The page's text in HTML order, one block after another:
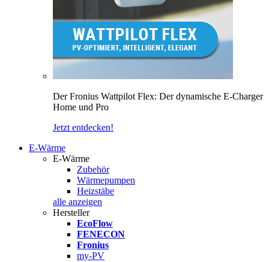
Der Fronius Wattpilot Flex: Der dynamische E-Charger
Home und Pro
Jetzt entdecken!
E-Wärme
E-Wärme
Zubehör
Wärmepumpen
Heizstäbe
alle anzeigen
Hersteller
EcoFlow
FENECON
Fronius
my-PV